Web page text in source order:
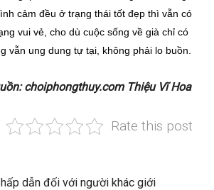
cảm đều ở trạng thái tốt đẹp thì vẫn có
vui vẻ, cho dù cuộc sống về già chỉ có
vẫn ung dung tự tại, không phải lo buồn.
choiphongthuy.com Thiệu Vĩ Hoa
Rate this post
dẫn đối với người khác giới